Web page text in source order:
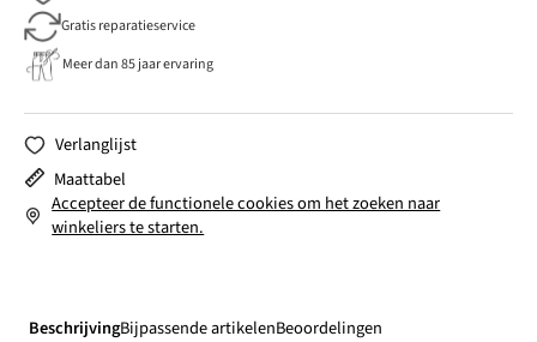
Gratis reparatieservice
Meer dan 85 jaar ervaring
Verlanglijst
Maattabel
Accepteer de functionele cookies om het zoeken naar
winkeliers te starten.
BeschrijvingBijpassende artikelenBeoordelingen